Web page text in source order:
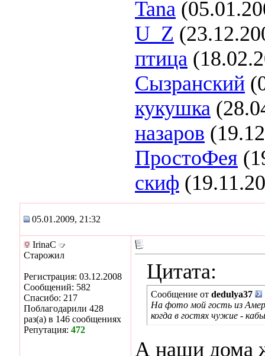
Tana
U_Z
птица
Сызранский
кукушка
назаров
ПростоФея
скиф
05.01.2009, 21:32
IrinaC
Старожил
Регистрация: 03.12.2008
Сообщений: 582
Спасибо: 217
Поблагодарили 428
раз(а) в 146 сообщениях
Репутация: 472
Цитата:
Сообщение от dedulya37
На фото мой гость из
когда в гостях чужие -
А наши дома